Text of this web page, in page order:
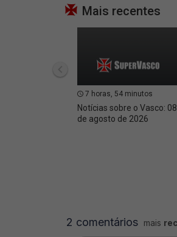
Mais recentes
7 horas, 54 minutos
Notícias sobre o Vasco: 08
de agosto de 2026